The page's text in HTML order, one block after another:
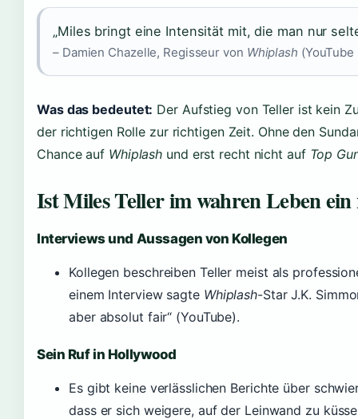
„Miles bringt eine Intensität mit, die man nur
– Damien Chazelle, Regisseur von Whiplash
Was das bedeutet: Der Aufstieg von Teller ist kein
der richtigen Rolle zur richtigen Zeit. Ohne den
Chance auf Whiplash und erst recht nicht auf Top
Ist Miles Teller im wahren Leben
Interviews und Aussagen von Kollegen
Kollegen beschreiben Teller meist als
einem Interview sagte Whiplash-Star J.K.
aber absolut fair“ (YouTube).
Sein Ruf in Hollywood
Es gibt keine verlässlichen Berichte über
dass er sich weigere, auf der Leinwand zu